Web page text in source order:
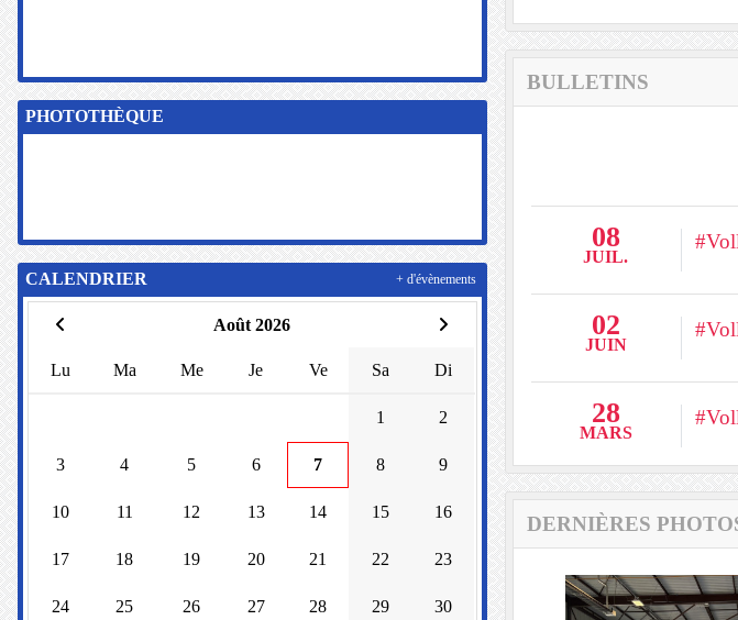
BULLETINS
08
JUIL.
02
JUIN
28
MARS
DERNIÈRES
PHOTOTHÈQUE
CALENDRIER
Août 2026
Lu Ma Me Je Ve Sa Di
1 2
3 4 5 6 7 8 9
10 11 12 13 14 15 16
17 18 19 20 21 22 23
24 25 26 27 28 29 30
+ d'évènements